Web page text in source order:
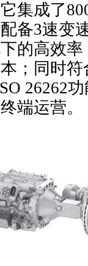
集成了
备3速变
的高效
；同时符
26262
端运营。